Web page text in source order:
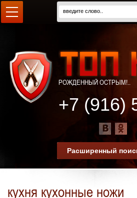
РОЖДЕННЫЙ ОСТРЫМ!..
+7 (916)
Расширенный
кухня кухонные ножи